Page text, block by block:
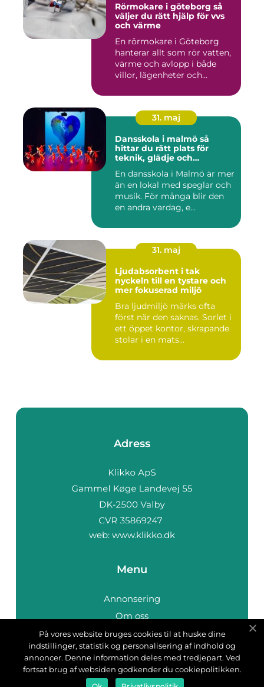
Rörmokare i göteborg så
väljer du rätt hjälp för vvs
och värme
En rörmokare i Göteborg
hanterar allt som rör vatten,
värme och avlopp i både
villor, lägenheter och...
31. maj
Dansskola i malmö så
hittar du rätt plats för
teknik, glädje och
En dansskola i Malmö är mer
än en lokal med speglar och
musik. För många blir den
en andra vardag, e...
31. maj
Ljudabsorbent i tak
nyckeln till en tystare och
mer fokuserad miljö
Bra ljudmiljö märks ofta
först när den saknas. Sorlet i
ett öppet kontor, skrapande
stolar i en mats...
Adress
web: www.klikko.dk
Menu
Annonsering
Om oss
Cookies
Kontakta oss
Sitemap
På vores website bruges cookies til at huske dine
indstillinger, statistik og personalisering af indhold og
annoncer. Denne information deles med tredjepart. Ved
fortsat brug af websiden godkender du cookiepolitikken.